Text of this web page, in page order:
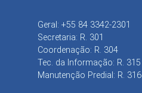
Geral: +55 84 3342-2301
Secretaria: R. 301
Coordenação: R. 304
Tec. da Informação: R. 315
Manutenção Predial: R. 316